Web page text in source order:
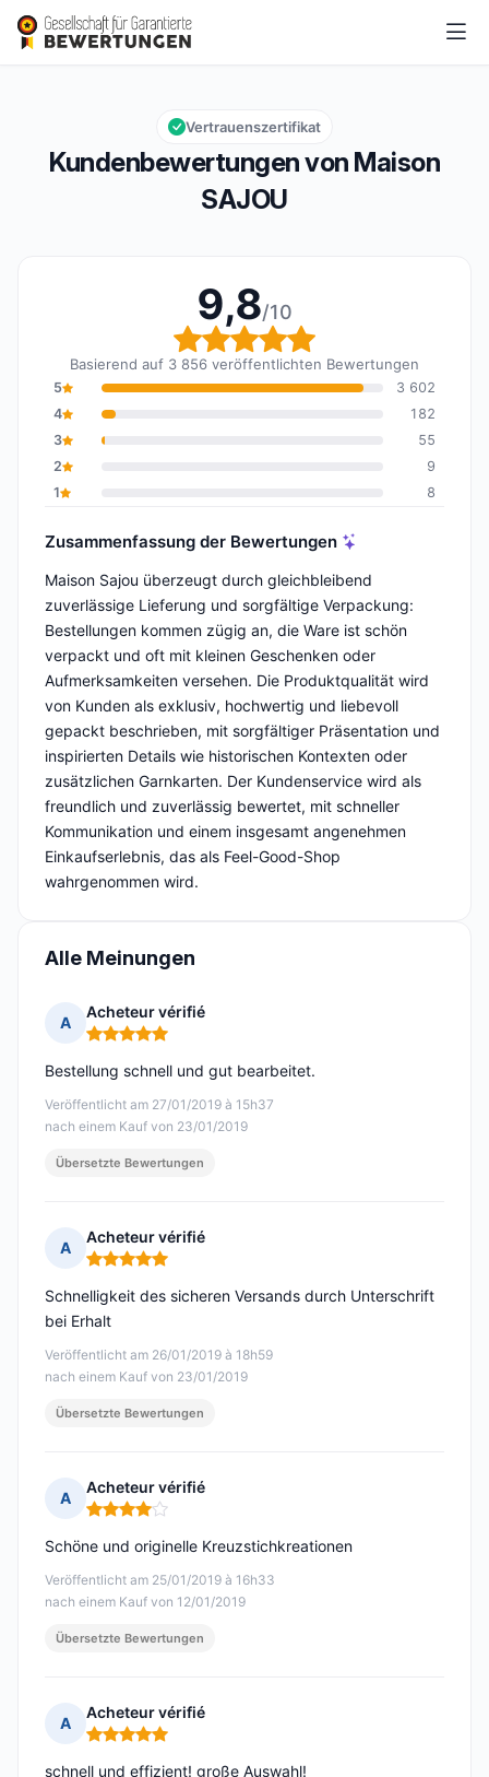
Maison SAJOU
Gesamtbewertung: 9,8 von 10
9,8/10
Kundenbewertungen von Maison
SAJOU
Vertrauenszertifikat
9,8/10
Gesamtbewertung: 9,8
Basierend auf 3 856 veröffentlichten Bewertungen
5
3 602
4
182
3
55
2
9
1
8
Zusammenfassung der Bewertungen
Maison Sajou überzeugt durch gleichbleibend
zuverlässige Lieferung und sorgfältige Verpackung:
Bestellungen kommen zügig an, die Ware ist schön
verpackt und oft mit kleinen Geschenken oder
Aufmerksamkeiten versehen. Die Produktqualität wird
von Kunden als exklusiv, hochwertig und liebevoll
gepackt beschrieben, mit sorgfältiger Präsentation und
inspirierten Details wie historischen Kontexten oder
zusätzlichen Garnkarten. Der Kundenservice wird als
freundlich und zuverlässig bewertet, mit schneller
Kommunikation und einem insgesamt angenehmen
Einkaufserlebnis, das als Feel-Good-Shop
wahrgenommen wird.
Alle Meinungen
A
Acheteur vérifié
Hinweis: 5 von 5
Veröffentlicht am 27/01/2019 à 15h37
nach einem Kauf von 23/01/2019
Bestellung schnell und gut bearbeitet.
Übersetzte Bewertungen
A
Acheteur vérifié
Hinweis: 5 von 5
Veröffentlicht am 26/01/2019 à 18h59
nach einem Kauf von 23/01/2019
Schnelligkeit des sicheren Versands durch Unterschrift
bei Erhalt
Übersetzte Bewertungen
A
Acheteur vérifié
Hinweis: 4 von 5
Veröffentlicht am 25/01/2019 à 16h33
nach einem Kauf von 12/01/2019
Schöne und originelle Kreuzstichkreationen
Übersetzte Bewertungen
A
Acheteur vérifié
Hinweis: 5 von 5
schnell und effizient! große Auswahl!